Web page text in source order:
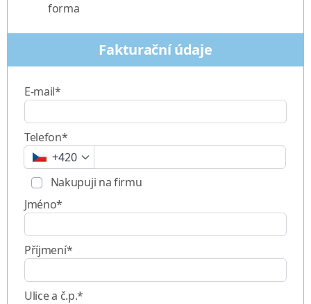
forma
Fakturační údaje
E-mail*
Telefon*
+420
Nakupuji na firmu
Jméno*
Příjmení*
Ulice a č.p.*